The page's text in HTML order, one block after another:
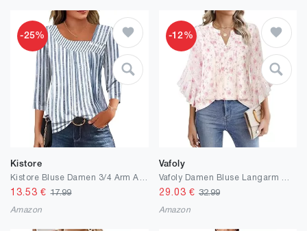
-25%
Kistore
13.53 €17.99
Amazon
-12%
Vafoly
29.03 € 32.99
Amazon